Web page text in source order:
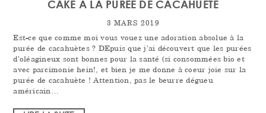
CAKE À LA PURÉE DE CACAHUÈTE
3 MARS 2019
Est-ce que comme moi vous vouez une adoration absolue à la
purée de cacahuètes ? DEpuis que j’ai découvert que les purées
d’oléagineux sont bonnes pour la santé (si consommées bio et
avec parcimonie hein!, et bien je me donne à coeur joie sur la
purée de cacahuète ! Attention, pas le beurre dégueu
américain…